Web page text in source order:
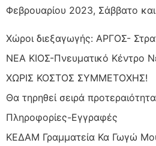
Φεβρουαρίου 2023, Σάββατο
Χώροι διεξαγωγής: ΑΡΓΟΣ-
ΝΕΑ ΚΙΟΣ-Πνευματικό Κέντρο
ΧΩΡΙΣ ΚΟΣΤΟΣ ΣΥΜΜΕΤΟΧΗΣ!
Θα τηρηθεί σειρά
Πληροφορίες-Εγγραφές
ΚΕΔΑΜ Γραμματεία Κα Γωγώ